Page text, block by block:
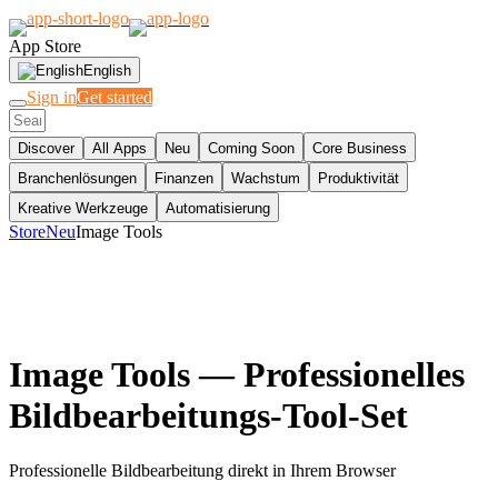
App Store
English
Sign inGet started
Discover All Apps Neu Coming Soon
Core Business
Branchenlösungen
Finanzen Wachstum
Produktivität
Kreative Werkzeuge
Automatisierung
StoreNeuImage Tools
Image Tools— Professionelles
Bildbearbeitungs-Tool-Set
Professionelle Bildbearbeitung direkt in Ihrem Browser